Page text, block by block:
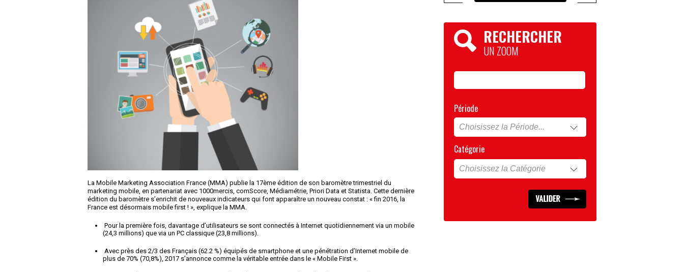
La Mobile Marketing Association France (MMA) publie la 17ème édition de son baromètre trimestriel du
marketing mobile, en partenariat avec 1000mercis, comScore, Médiamétrie, Priori Data et Statista. Cette dernière
édition du baromètre s’enrichit de nouveaux indicateurs qui font apparaître un nouveau constat : « fin 2016, la
France est désormais mobile first ! », explique la MMA.
Pour la première fois, davantage d’utilisateurs se sont connectés à Internet quotidiennement via un mobile
(24,3 millions) que via un PC classique (23,8 millions).
Avec près des 2/3 des Français (62.2 %) équipés de smartphone et une pénétration d’Internet mobile de
plus de 70% (70,8%), 2017 s’annonce comme la véritable entrée dans le « Mobile First ».
RECHERCHER
UN ZOOM
Période
Catégorie